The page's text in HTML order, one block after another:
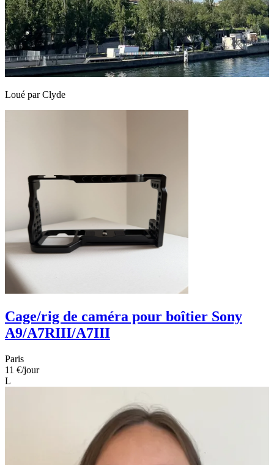
Loué parClyde
Cage/rig de caméra pour boîtier Sony
A9/A7RIII/A7III
Paris
11 €/jour
L